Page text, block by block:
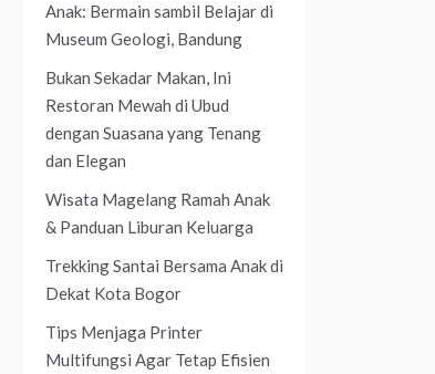
Anak: Bermain sambil Belajar di
Museum Geologi, Bandung
Bukan Sekadar Makan, Ini
Restoran Mewah di Ubud
dengan Suasana yang Tenang
dan Elegan
Wisata Magelang Ramah Anak
& Panduan Liburan Keluarga
Trekking Santai Bersama Anak di
Dekat Kota Bogor
Tips Menjaga Printer
Multifungsi Agar Tetap Efisien